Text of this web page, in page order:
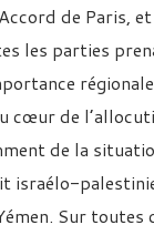
de Paris,
les parties
cœur de
de la
israélo-
Sur toutes